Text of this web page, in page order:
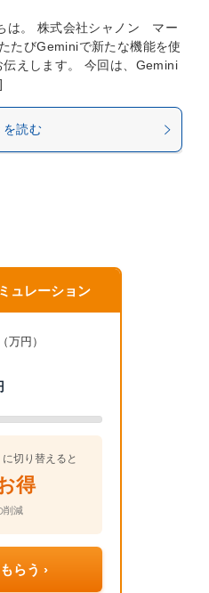
は。 株式会社シャノン マー
たびGeminiで新たな機能を使
えします。 今回は、Gemini
を読む
ュレーション
万円）
切り替えると
得
削減
らう ›